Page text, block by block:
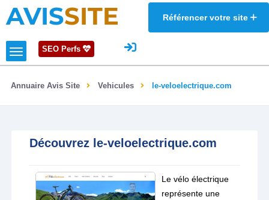
AVISSITE Référencer votre site
SEO Perfs
Annuaire Avis Site Vehicules le-veloelectrique.com
Découvrez le-veloelectrique.com
Le vélo électrique
représente une